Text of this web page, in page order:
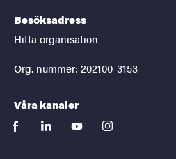
Besöksadress
Hitta organisation
Org. nummer: 202100-3153
Våra kanaler
facebooklinkedinyoutubeinstagram